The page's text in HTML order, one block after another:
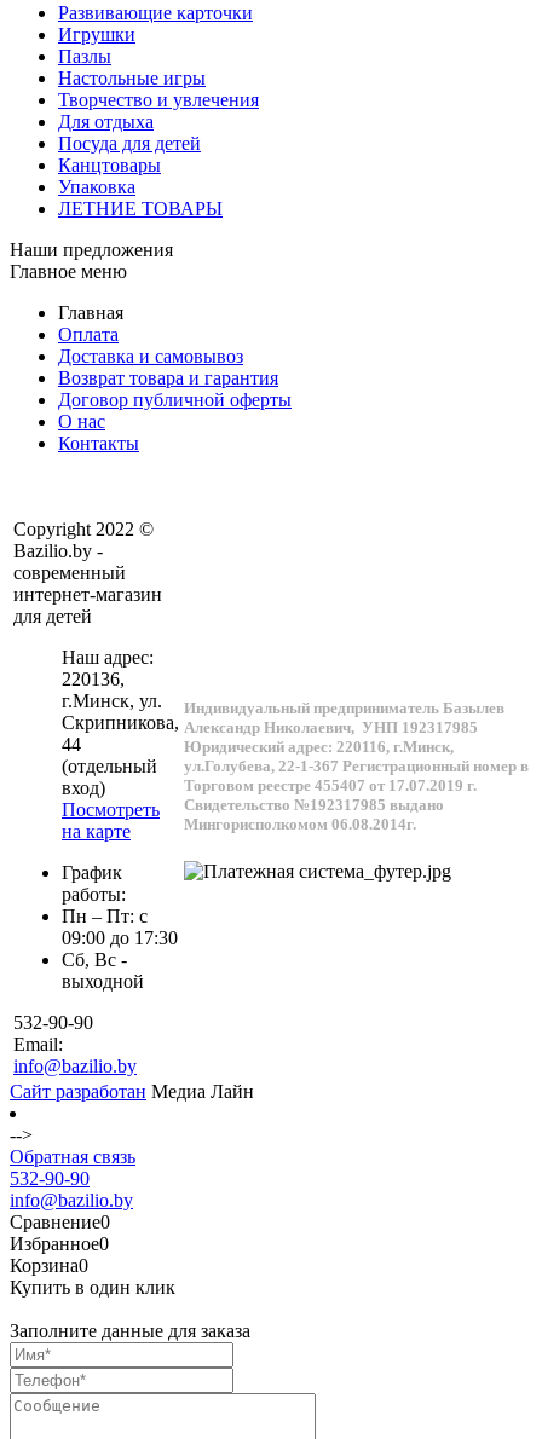
Развивающие карточки
Игрушки
Пазлы
Настольные игры
Творчество и увлечения
Для отдыха
Посуда для детей
Канцтовары
Упаковка
ЛЕТНИЕ ТОВАРЫ
Наши предложения
Главное меню
Главная
Оплата
Доставка и самовывоз
Возврат товара и гарантия
Договор публичной оферты
О нас
Контакты
Copyright 2022 ©
Bazilio.by -
современный
интернет-магазин
для детей
Наш адрес:
220136,
г.Минск, ул.
Скрипникова,
44
(отдельный
вход)
Посмотреть
на карте
График
работы:
Пн – Пт: с
09:00 до 17:30
Сб, Вс -
выходной
532-90-90
Email:
info@bazilio.by
Индивидуальный предприниматель Базылев
Александр Николаевич, УНП 192317985
Юридический адрес: 220116, г.Минск,
ул.Голубева, 22-1-367 Регистрационный номер в
Торговом реестре 455407 от 17.07.2019 г.
Свидетельство №192317985 выдано
Мингорисполкомом 06.08.2014г.
Сайт разработан Медиа Лайн
-->
Обратная связь
532-90-90
info@bazilio.by
Сравнение0
Избранное0
Корзина0
Купить в один клик
Заполните данные для заказа